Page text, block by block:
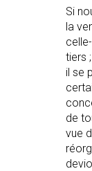
Si
la
tiers
il se
de
vue